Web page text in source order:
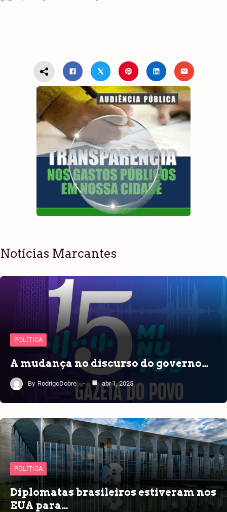
Notícias Marcantes
POLÍTICA
A mudança no discurso do governo…
By RodrigoDobre abr 1, 2025
POLÍTICA
Diplomatas brasileiros estiveram nos
EUA para…